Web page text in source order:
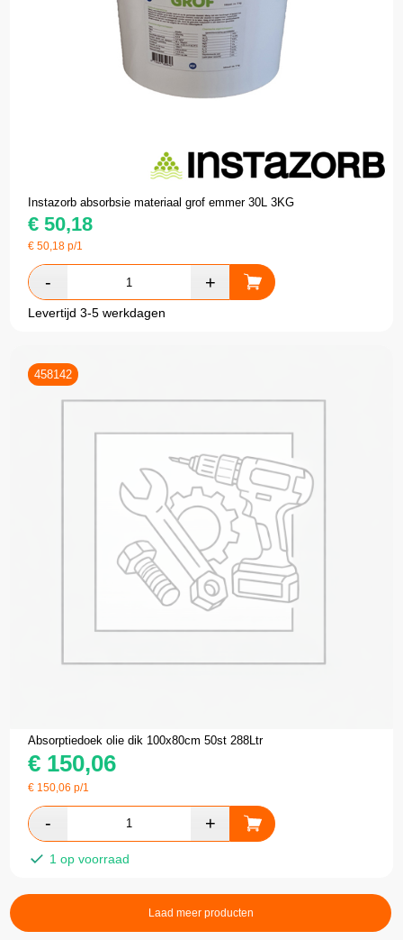
Instazorb absorbsie materiaal grof emmer 30L 3KG
€ 50,18
€50,18 p/1
Levertijd 3-5 werkdagen
458142
Absorptiedoek olie dik 100x80cm 50st 288Ltr
€ 150,06
€ 150,06 p/1
1 op voorraad
Laad meer producten